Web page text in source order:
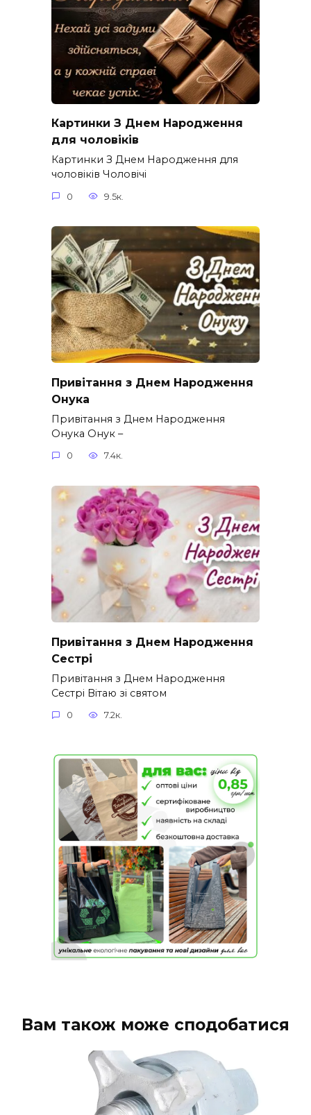
Картинки З Днем Народження
для чоловіків​
Картинки З Днем Народження для
чоловіків​ Чоловічі
0 9.5к.
Привітання з Днем Народження
Онука
Привітання з Днем Народження
Онука Онук –
0 7.4к.
Привітання з Днем Народження
Сестрі
Привітання з Днем Народження
Сестрі Вітаю зі святом
0 7.2к.
Вам також може сподобатися